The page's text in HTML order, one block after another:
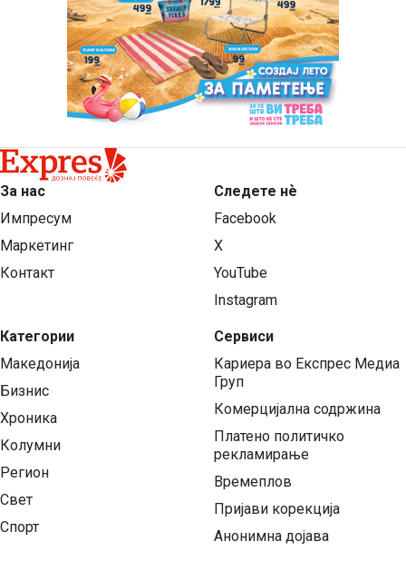
За нас
Импресум
Маркетинг
Контакт
Категории
Македонија
Бизнис
Хроника
Колумни
Регион
Свет
Спорт
Следете нѐ
Facebook
X
YouTube
Instagram
Сервиси
Кариера во Експрес Медиа
Груп
Комерцијална содржина
Платено политичко
рекламирање
Времеплов
Пријави корекција
Анонимна дојава